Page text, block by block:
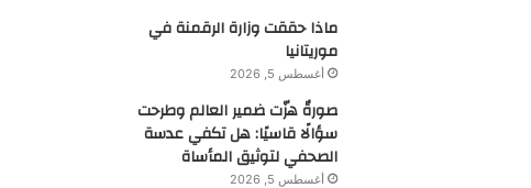
ماذا حققت وزارة الرقمنة في
موريتانيا
أغسطس 5, 2026
صورةٌ هزّت ضمير العالم وطرحت
سؤالًا قاسيًا: هل تكفي عدسة
الصحفي لتوثيق المأساة
أغسطس 5, 2026